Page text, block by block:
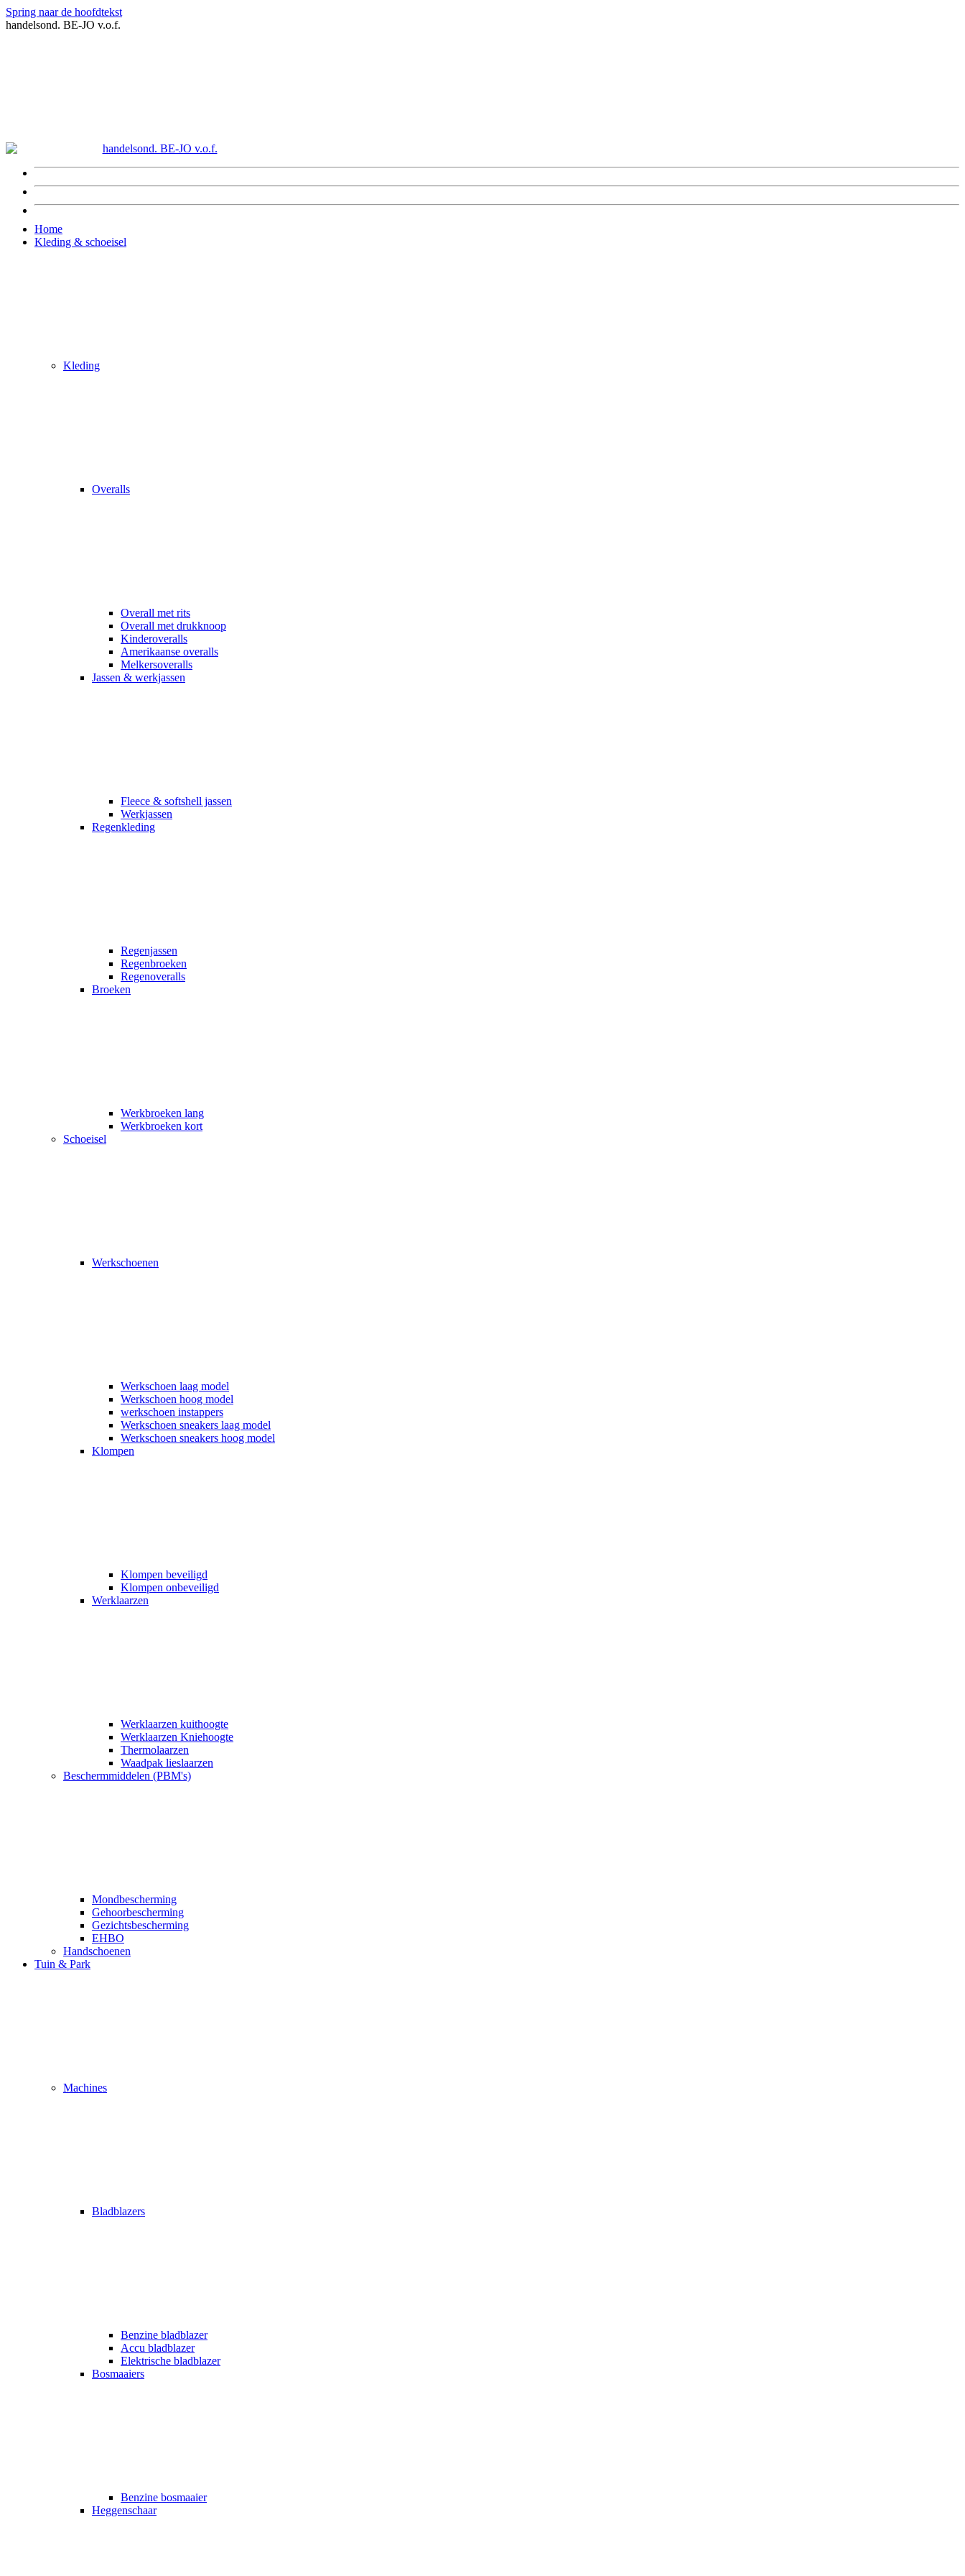
Spring naar de hoofdtekst
handelsond. BE-JO v.o.f.
Home
Kleding & schoeisel
Kleding
Overalls
Overall met rits
Overall met drukknoop
Kinderoveralls
Amerikaanse overalls
Melkersoveralls
Jassen & werkjassen
Fleece & softshell jassen
Werkjassen
Regenkleding
Regenjassen
Regenbroeken
Regenoveralls
Broeken
Werkbroeken lang
Werkbroeken kort
Schoeisel
Werkschoenen
Werkschoen laag model
Werkschoen hoog model
werkschoen instappers
Werkschoen sneakers laag model
Werkschoen sneakers hoog model
Klompen
Klompen beveiligd
Klompen onbeveiligd
Werklaarzen
Werklaarzen kuithoogte
Werklaarzen Kniehoogte
Thermolaarzen
Waadpak lieslaarzen
Beschermmiddelen (PBM's)
Mondbescherming
Gehoorbescherming
Gezichtsbescherming
EHBO
Handschoenen
Tuin & Park
Machines
Bladblazers
Benzine bladblazer
Accu bladblazer
Elektrische bladblazer
Bosmaaiers
Benzine bosmaaier
Heggenschaar